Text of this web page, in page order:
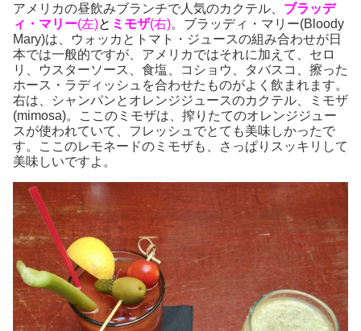
アメリカの昼飲みブランチで人気のカクテル、 ブラッデ
ィ・マリー(左)と ミモザ(右)。ブラッディ・マリー(Bloody
Mary)は、ウォッカとトマト・ジュースの組み合わせが日
本では一般的ですが、アメリカではそれに加えて、セロ
リ、ウスターソース、食塩、コショウ、タバスコ、擦った
ホース・ラディッシュを合わせたものがよく飲まれます。
右は、シャンパンとオレンジジュースのカクテル、ミモザ
(mimosa)。ここのミモザは、搾りたてのオレンジジュー
スが使われていて、フレッシュでとても美味しかったで
す。ここのレモネードのミモザも、さっぱりスッキリして
美味しいですよ。